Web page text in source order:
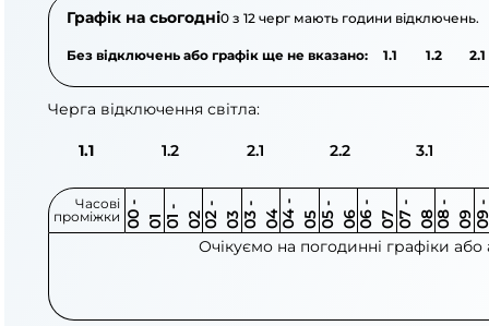
Графік на сьогодні0 з 12 черг мають години відключень.
Без відключень або графік ще не вказано: 1.1 1.2 2.1
Черга відключення світла:
1.1 1.2 2.1 2.2 3.1
Часові
проміжки 0
0
-
0 1 0
1
-
0 2 0 2
-
0 3 0 3
-
0 4 0 4
-
0 5 0 5
-
0 6 0 6
-
0 7 0 7
-
0 8 0 8
-
0 9 0
9
-
1
Очікуємо на погодинні графіки